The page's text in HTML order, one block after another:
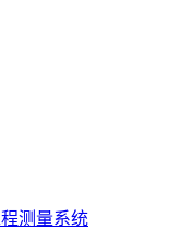
测量系统